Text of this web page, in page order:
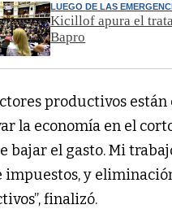
LUEGO DE LAS
Kicillof apura el
Bapro
productivos
la economía en el
bajar el gasto. Mi
impuestos, y
finalizó.